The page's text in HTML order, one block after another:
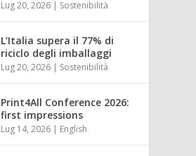
Lug 20, 2026 | Sostenibilità
L’Italia supera il 77% di
riciclo degli imballaggi
Lug 20, 2026 | Sostenibilità
Print4All Conference 2026:
first impressions
Lug 14, 2026 | English